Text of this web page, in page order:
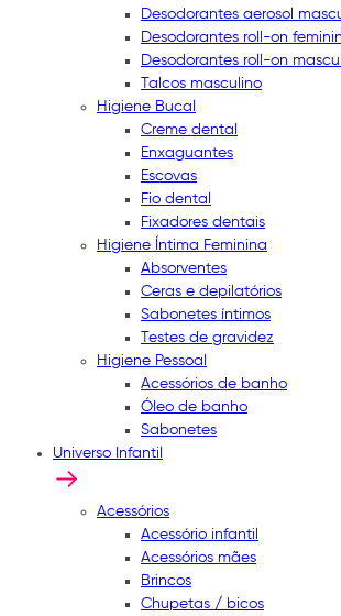
Desodorantes aerosol
Desodorantes roll-on
Desodorantes roll-on
Talcos masculino
Higiene Bucal
Creme dental
Enxaguantes
Escovas
Fio dental
Fixadores dentais
Higiene Íntima Feminina
Absorventes
Ceras e depilatórios
Sabonetes íntimos
Testes de gravidez
Higiene Pessoal
Acessórios de banho
Óleo de banho
Sabonetes
Universo Infantil
Acessórios
Acessório infantil
Acessórios mães
Brincos
Chupetas / bicos